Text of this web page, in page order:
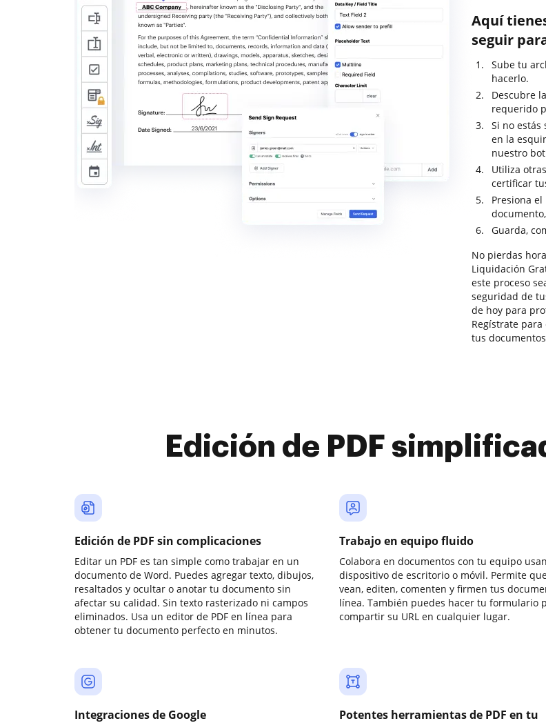
Aquí
seguir
Sube tu
hacerlo.
Descubre
requerido
Si no estás
en la
nuestro
Utiliza
certificar
Presiona
Guarda,
No pierdas
Liquidación
este proceso
seguridad de
de hoy para
Regístrate
tus
Edición de PDF
Edición de PDF sin complicaciones
Editar un PDF es tan simple como trabajar en un
documento de Word. Puedes agregar texto, dibujos,
resaltados y ocultar o anotar tu documento sin
afectar su calidad. Sin texto rasterizado ni campos
eliminados. Usa un editor de PDF en línea para
obtener tu documento perfecto en minutos.
Trabajo en equipo fluido
Colabora en documentos con tu equipo
dispositivo de escritorio o móvil. Permite
vean, editen, comenten y firmen tus
línea. También puedes hacer tu formulario
compartir su URL en cualquier lugar.
Integraciones de Google
Potentes herramientas de PDF en tu